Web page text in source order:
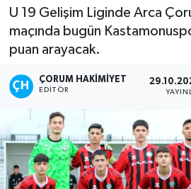
U 19 Gelişim Liginde Arca
maçında bugün
puan arayacak.
ÇORUM HAKIMIYET
EDITÖR
EKONOMİ
EĞİTİM
İLÇELER
Süper Lig Puan Durumu ve
Haber Arşivi